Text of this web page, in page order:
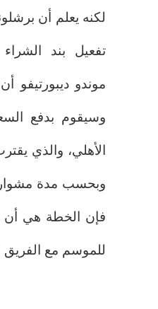
لكنه يعلم أن
تفعيل بند
موندو ديبورتيفو
وسيقوم بدفع
الأهلي، والذي
وبحسب مدة
فإن الخطة هي أن
للموسم مع الفريق